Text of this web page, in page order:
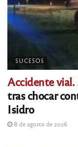
SUCESOS
Accidente vial.
tras chocar
Isidro
8 de agosto de 2026